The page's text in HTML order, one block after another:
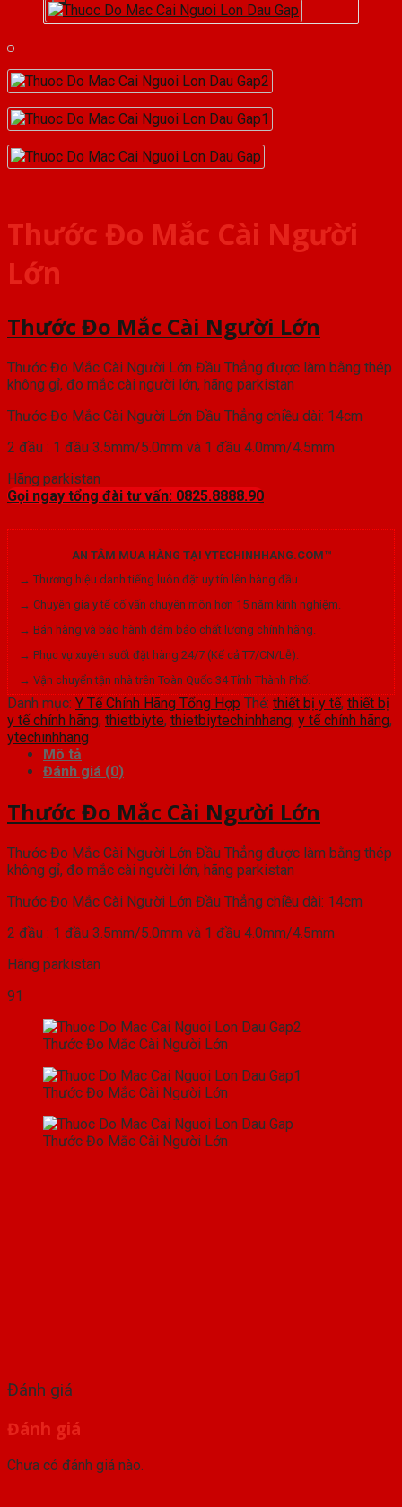
Thước Đo Mắc Cài Người
Lớn
Thước Đo Mắc Cài Người Lớn
Thước Đo Mắc Cài Người Lớn Đầu Thẳng được làm bằng thép
không gỉ, đo mắc cài người lớn, hãng parkistan
Thước Đo Mắc Cài Người Lớn Đầu Thẳng chiều dài: 14cm
2 đầu : 1 đầu 3.5mm/5.0mm và 1 đầu 4.0mm/4.5mm
Hãng parkistan
Gọi ngay tổng đài tư vấn: 0825.8888.90
AN TÂM MUA HÀNG TẠI YTECHINHHANG.COM™
→ Thương hiệu danh tiếng luôn đặt uy tín lên hàng đầu.
→ Chuyên gia y tế cố vấn chuyên môn hơn 15 năm kinh nghiệm.
→ Bán hàng và bảo hành đảm bảo chất lượng chính hãng.
→ Phục vụ xuyên suốt đặt hàng 24/7 (Kể cả T7/CN/Lễ).
→ Vận chuyển tận nhà trên Toàn Quốc 34 Tỉnh Thành Phố.
Danh mục: Y Tế Chính Hãng Tổng Hợp Thẻ: thiết bị y tế, thiết bị
y tế chính hãng, thietbiyte, thietbiytechinhhang, y tế chính hãng,
ytechinhhang
Mô tả
Đánh giá (0)
Thước Đo Mắc Cài Người Lớn
Thước Đo Mắc Cài Người Lớn Đầu Thẳng được làm bằng thép
không gỉ, đo mắc cài người lớn, hãng parkistan
Thước Đo Mắc Cài Người Lớn Đầu Thẳng chiều dài: 14cm
2 đầu : 1 đầu 3.5mm/5.0mm và 1 đầu 4.0mm/4.5mm
Hãng parkistan
91
Thước Đo Mắc Cài Người Lớn
Thước Đo Mắc Cài Người Lớn
Thước Đo Mắc Cài Người Lớn
Đánh giá
Đánh giá
Chưa có đánh giá nào.